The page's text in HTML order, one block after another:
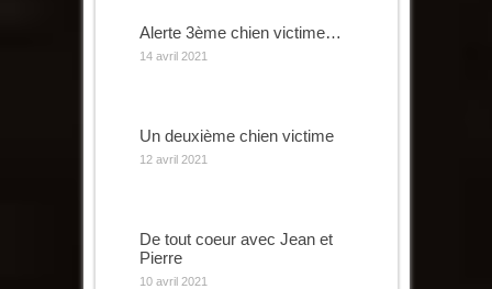
Alerte 3ème chien victime…
14 avril 2021
Un deuxième chien victime
12 avril 2021
De tout coeur avec Jean et
Pierre
10 avril 2021